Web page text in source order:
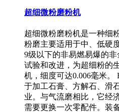
超细微粉磨粉机
超细微粉磨粉机是一种细
粉磨主要适用于中、低硬
9级以下的非易燃易爆的
试验和改进，为超细粉的
机，细度可达0.006毫米。
于加工石膏、方解石、滑
业。与气流磨相比，它经
需要更换一次零配件。装